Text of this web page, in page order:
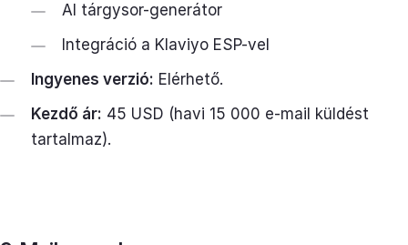
AI tárgysor-generátor
Integráció a Klaviyo ESP-vel
Ingyenes verzió: Elérhető.
Kezdő ár: 45 USD (havi 15 000 e-mail küldést
tartalmaz).